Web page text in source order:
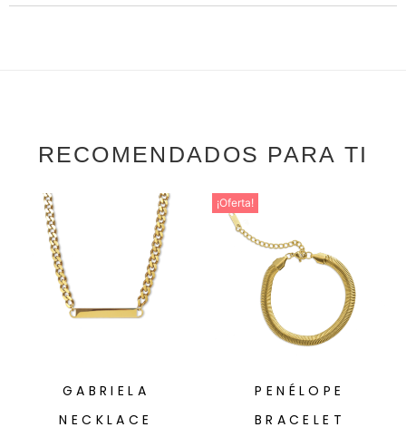
RECOMENDADOS PARA TI
GABRIELA
NECKLACE
¡Oferta!
PENÉLOPE
BRACELET